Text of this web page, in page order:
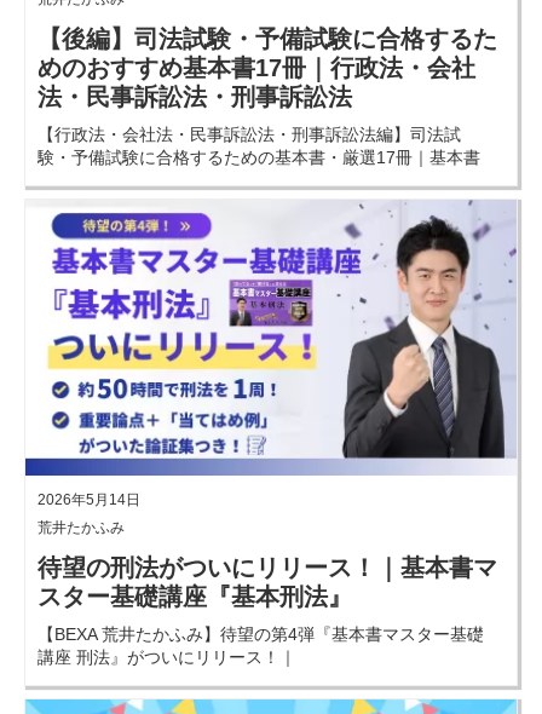
【後編】司法試験・予備試験に合格するた
めのおすすめ基本書17冊｜行政法・会社
法・民事訴訟法・刑事訴訟法
【行政法・会社法・民事訴訟法・刑事訴訟法編】司法試
験・予備試験に合格するための基本書・厳選17冊｜基本書
2026年5月14日
荒井たかふみ
待望の刑法がついにリリース！｜基本書マ
スター基礎講座『基本刑法』
【BEXA 荒井たかふみ】待望の第4弾『基本書マスター基礎
講座 刑法』がついにリリース！｜